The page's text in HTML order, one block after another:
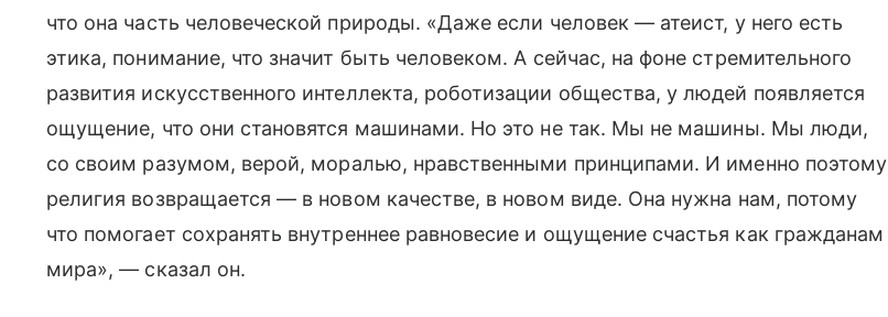
что она часть человеческой природы. «Даже если человек — атеист, у него есть
этика, понимание, что значит быть человеком. А сейчас, на фоне стремительного
развития искусственного интеллекта, роботизации общества, у людей появляется
ощущение, что они становятся машинами. Но это не так. Мы не машины. Мы люди,
со своим разумом, верой, моралью, нравственными принципами. И именно поэтому
религия возвращается — в новом качестве, в новом виде. Она нужна нам, потому
что помогает сохранять внутреннее равновесие и ощущение счастья как гражданам
мира», — сказал он.